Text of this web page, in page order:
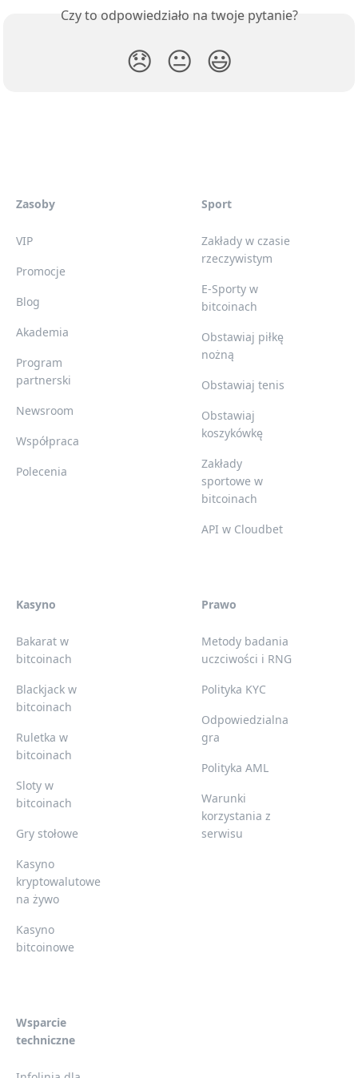
Czy to odpowiedziało na twoje pytanie?
😞 😐 😃
Zasoby
VIP
Promocje
Blog
Akademia
Program
partnerski
Newsroom
Współpraca
Polecenia
Sport
Zakłady w czasie
rzeczywistym
E-Sporty w
bitcoinach
Obstawiaj piłkę
nożną
Obstawiaj tenis
Obstawiaj
koszykówkę
Zakłady
sportowe w
bitcoinach
API w Cloudbet
Kasyno
Bakarat w
bitcoinach
Blackjack w
bitcoinach
Ruletka w
bitcoinach
Sloty w
bitcoinach
Gry stołowe
Kasyno
kryptowalutowe
na żywo
Kasyno
bitcoinowe
Prawo
Metody badania
uczciwości i RNG
Polityka KYC
Odpowiedzialna
gra
Polityka AML
Warunki
korzystania z
serwisu
Wsparcie
techniczne